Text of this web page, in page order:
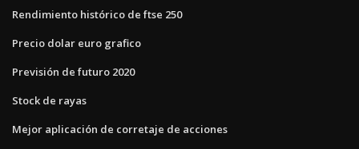
Rendimiento histórico de ftse 250
Precio dolar euro grafico
Previsión de futuro 2020
Stock de rayas
Mejor aplicación de corretaje de acciones